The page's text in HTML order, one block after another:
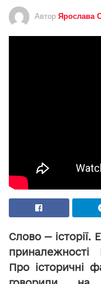
Автор Ярослава
Слово — історії.
приналежності
Про історичні